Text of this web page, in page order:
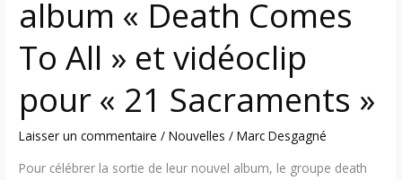
album « Death Comes
To All » et vidéoclip
pour « 21 Sacraments »
Laisser un commentaire /Nouvelles /Marc Desgagné
Pour célébrer la sortie de leur nouvel album, le groupe death
« 21